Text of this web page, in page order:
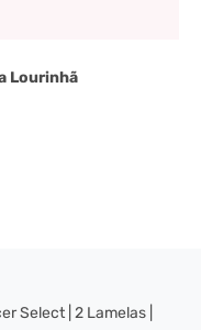
Lourinhã
Select | 2 Lamelas |